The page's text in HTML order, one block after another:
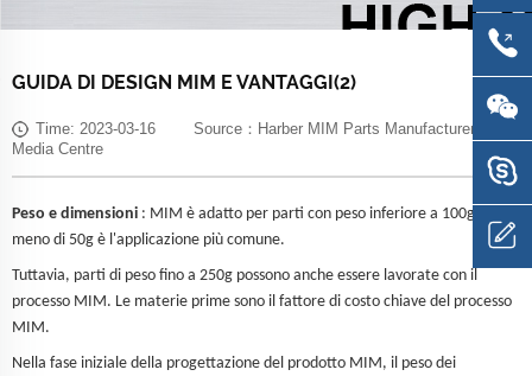
GUIDA DI DESIGN MIM E VANTAGGI(2)
Time: 2023-03-16 Source：Harber MIM Parts Manufacturer
Media Centre
Peso e dimensioni : MIM è adatto per parti con peso inferiore a 100g e
meno di 50g è l'applicazione più comune.
Tuttavia, parti di peso fino a 250g possono anche essere lavorate con il
processo MIM. Le materie prime sono il fattore di costo chiave del processo
MIM.
Nella fase iniziale della progettazione del prodotto MIM, il peso dei